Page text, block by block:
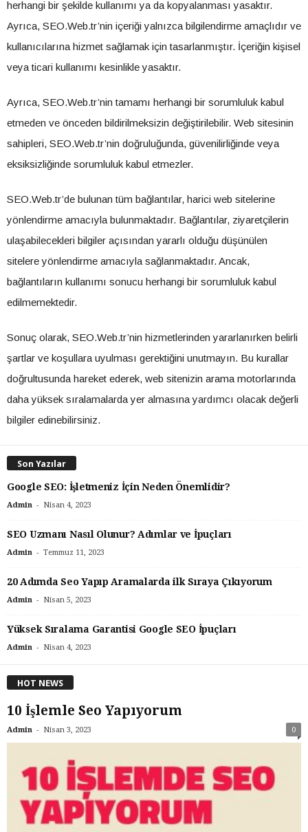
herhangi bir şekilde kullanımı ya da kopyalanması yasaktır.
Ayrıca, SEO.Web.tr’nin içeriği yalnızca bilgilendirme amaçlıdır ve
kullanıcılarına hizmet sağlamak için tasarlanmıştır. İçeriğin kişisel
veya ticari kullanımı kesinlikle yasaktır.
Ayrıca, SEO.Web.tr’nin tamamı herhangi bir sorumluluk kabul
etmeden ve önceden bildirilmeksizin değiştirilebilir. Web sitesinin
sahipleri, SEO.Web.tr’nin doğruluğunda, güvenilirliğinde veya
eksiksizliğinde sorumluluk kabul etmezler.
SEO.Web.tr’de bulunan tüm bağlantılar, harici web sitelerine
yönlendirme amacıyla bulunmaktadır. Bağlantılar, ziyaretçilerin
ulaşabilecekleri bilgiler açısından yararlı olduğu düşünülen
sitelere yönlendirme amacıyla sağlanmaktadır. Ancak,
bağlantıların kullanımı sonucu herhangi bir sorumluluk kabul
edilmemektedir.
Sonuç olarak, SEO.Web.tr’nin hizmetlerinden yararlanırken belirli
şartlar ve koşullara uyulması gerektiğini unutmayın. Bu kurallar
doğrultusunda hareket ederek, web sitenizin arama motorlarında
daha yüksek sıralamalarda yer almasına yardımcı olacak değerli
bilgiler edinebilirsiniz.
Son Yazılar
Google SEO: İşletmeniz İçin Neden Önemlidir?
Admin - Nisan 4, 2023
SEO Uzmanı Nasıl Olunur? Adımlar ve İpuçları
Admin - Temmuz 11, 2023
20 Adımda Seo Yapıp Aramalarda ilk Sıraya Çıkıyorum
Admin - Nisan 5, 2023
Yüksek Sıralama Garantisi Google SEO İpuçları
Admin - Nisan 4, 2023
HOT NEWS
10 İşlemle Seo Yapıyorum
Admin - Nisan 3, 2023 0